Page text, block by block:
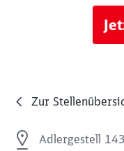
Zur
Adlergestell